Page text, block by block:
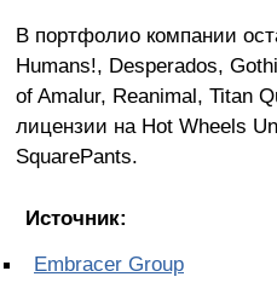
В портфолио компании
Humans!, Desperados,
of Amalur, Reanimal, Titan
лицензии на Hot Wheels
SquarePants.
Источник:
Embracer Group